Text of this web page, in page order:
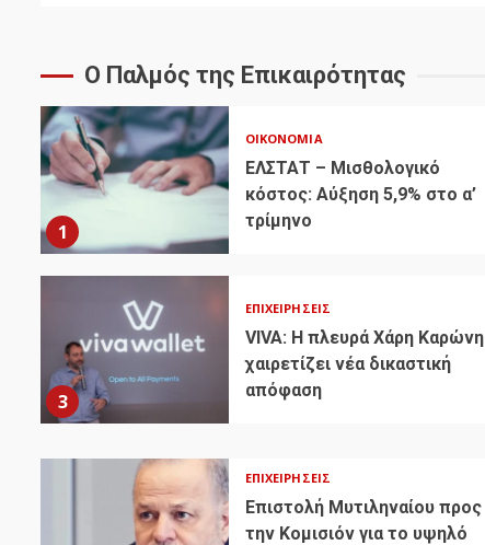
Ο Παλμός της Επικαιρότητας
1
ΟΙΚΟΝΟΜΊΑ
ΕΛΣΤΑΤ – Μισθολογικό
κόστος: Αύξηση 5,9% στο α’
τρίμηνο
3
ΕΠΙΧΕΙΡΉΣΕΙΣ
VIVA: Η πλευρά Χάρη Καρώνη
χαιρετίζει νέα δικαστική
απόφαση
ΕΠΙΧΕΙΡΉΣΕΙΣ
Επιστολή Μυτιληναίου προς
την Κομισιόν για το υψηλό